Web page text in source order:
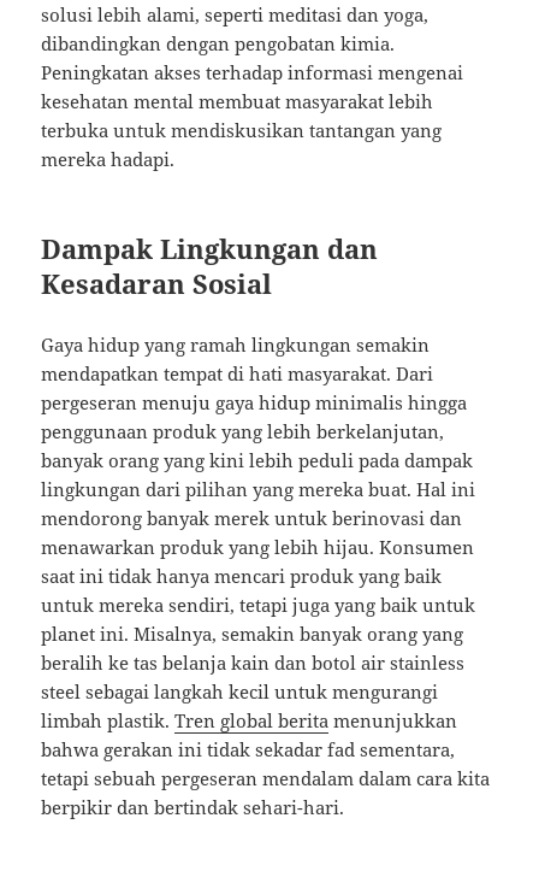
solusi lebih alami, seperti meditasi dan yoga,
dibandingkan dengan pengobatan kimia.
Peningkatan akses terhadap informasi mengenai
kesehatan mental membuat masyarakat lebih
terbuka untuk mendiskusikan tantangan yang
mereka hadapi.
Dampak Lingkungan dan
Kesadaran Sosial
Gaya hidup yang ramah lingkungan semakin
mendapatkan tempat di hati masyarakat. Dari
pergeseran menuju gaya hidup minimalis hingga
penggunaan produk yang lebih berkelanjutan,
banyak orang yang kini lebih peduli pada dampak
lingkungan dari pilihan yang mereka buat. Hal ini
mendorong banyak merek untuk berinovasi dan
menawarkan produk yang lebih hijau. Konsumen
saat ini tidak hanya mencari produk yang baik
untuk mereka sendiri, tetapi juga yang baik untuk
planet ini. Misalnya, semakin banyak orang yang
beralih ke tas belanja kain dan botol air stainless
steel sebagai langkah kecil untuk mengurangi
limbah plastik.Tren global berita menunjukkan
bahwa gerakan ini tidak sekadar fad sementara,
tetapi sebuah pergeseran mendalam dalam cara kita
berpikir dan bertindak sehari-hari.